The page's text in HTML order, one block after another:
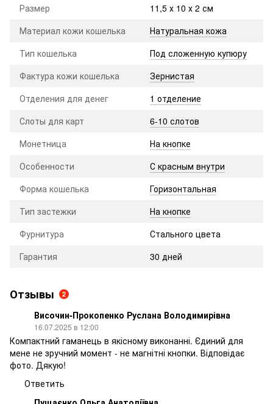
Размер
11,5 х 10 х 2 см
Материал кожи кошелька
Натуральная кожа
Тип кошелька
Под сложенную купюру
Фактура кожи кошелька
Зернистая
Отделения для денег
1 отделение
Слоты для карт
6-10 слотов
Монетница
На кнопке
Особенности
С красным внутри
Форма кошелька
Горизонтальная
Тип застежки
На кнопке
Фурнитура
Стального цвета
Гарантия
30 дней
Отзывы 2
Височин-Прокопенко Руслана Володимирівна
16.07.2025 в 12:00
Компактний гаманець в якісному виконанні. Єдиний для
мене не зручний момент - не магнітні кнопки. Відповідає
фото. Дякую!
Ответить